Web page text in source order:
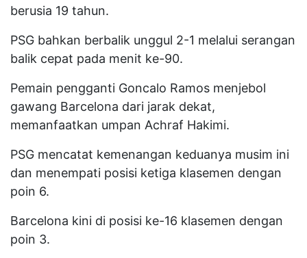
berusia 19 tahun.
PSG bahkan berbalik unggul 2-1 melalui serangan
balik cepat pada menit ke-90.
Pemain pengganti Goncalo Ramos menjebol
gawang Barcelona dari jarak dekat,
memanfaatkan umpan Achraf Hakimi.
PSG mencatat kemenangan keduanya musim ini
dan menempati posisi ketiga klasemen dengan
poin 6.
Barcelona kini di posisi ke-16 klasemen dengan
poin 3.